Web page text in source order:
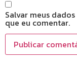
Salvar meus
que eu comentar.